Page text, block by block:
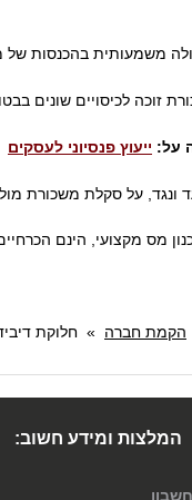
בהכנסות של מעל ל- 41,831₪ לכדי
זוכה לכיסויים שונים
על: ייעוץ פנסיוני לעסקים
ונגד, על סקלת משכורת מול
מס מקצועי, הינם
הקמת חברה » חלוקת
המלצות ומידע חשוב: